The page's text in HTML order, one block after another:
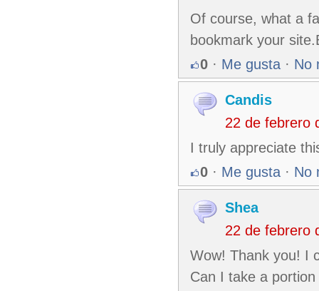
Of course, what a
bookmark your
0 · Me gusta · No
Candis
22 de febrero
I truly appreciate
0 · Me gusta · No
Shea
22 de febrero
Wow! Thank you! I
Can I take a